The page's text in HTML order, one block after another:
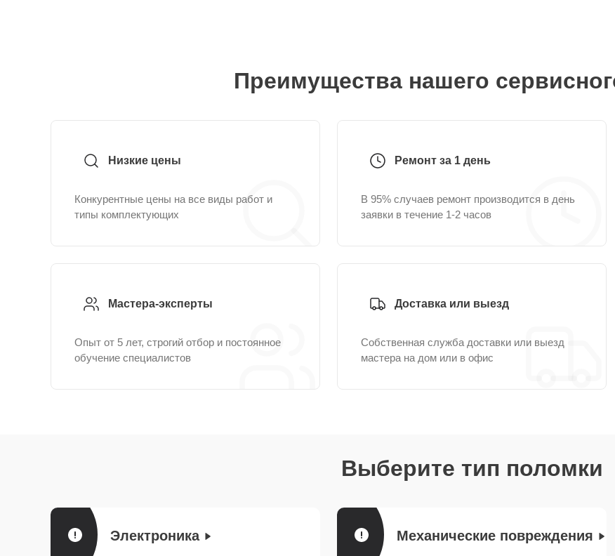
Преимущества нашего
Низкие цены
Конкурентные цены на все виды работ и
типы комплектующих
Ремонт за 1 день
В 95% случаев ремонт производится в день
заявки в течение 1-2 часов
Мастера-эксперты
Опыт от 5 лет, строгий отбор и постоянное
обучение специалистов
Доставка или выезд
Собственная служба доставки или выезд
мастера на дом или в офис
Выберите тип поломки
Электроника Механические повреждения